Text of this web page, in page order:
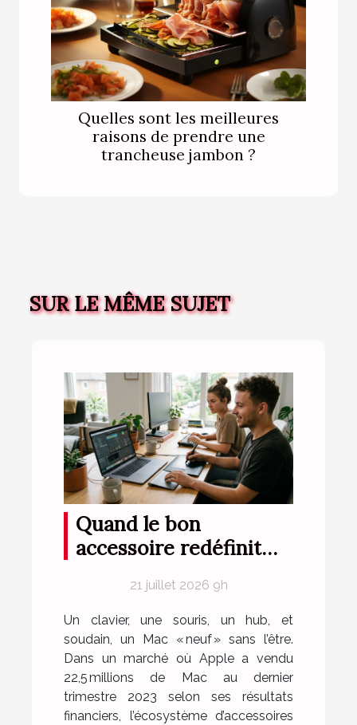
Quelles sont les meilleures
raisons de prendre une
trancheuse jambon ?
SUR LE MÊME SUJET
Quand le bon
accessoire redéfinit
sur mac21 juillet 2026 9h
Un clavier, une souris, un hub, et
soudain, un Mac « neuf » sans l’être.
Dans un marché où Apple a vendu
22,5 millions de Mac au dernier
trimestre 2023 selon ses résultats
financiers, l’écosystème d’accessoires